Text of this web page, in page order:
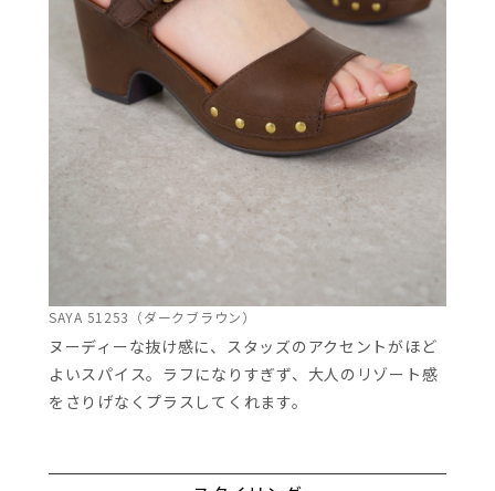
SAYA 51253（ダークブラウン）
ヌーディーな抜け感に、スタッズのアクセントがほど
よいスパイス。ラフになりすぎず、大人のリゾート感
をさりげなくプラスしてくれます。